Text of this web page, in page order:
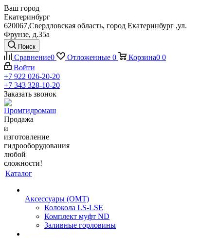
Ваш город
Екатеринбург
620067,Свердловская область, город Екатеринбург ,ул.
Фрунзе, д.35а
Поиск
Сравнение0 Отложенные 0 Корзина0 0
Войти
+7 922 026-20-20
+7 343 328-10-20
Заказать звонок
Продажа
и
изготовление
гидрооборудования
любой
сложности!
Каталог
Аксессуары (OMT)
Колокола LS-LSE
Комплект муфт ND
Заливные горловины